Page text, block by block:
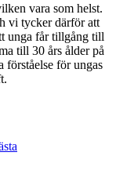
vara som helst.
vi tycker därför att
unga får tillgång till
till 30 års ålder på
förståelse för ungas